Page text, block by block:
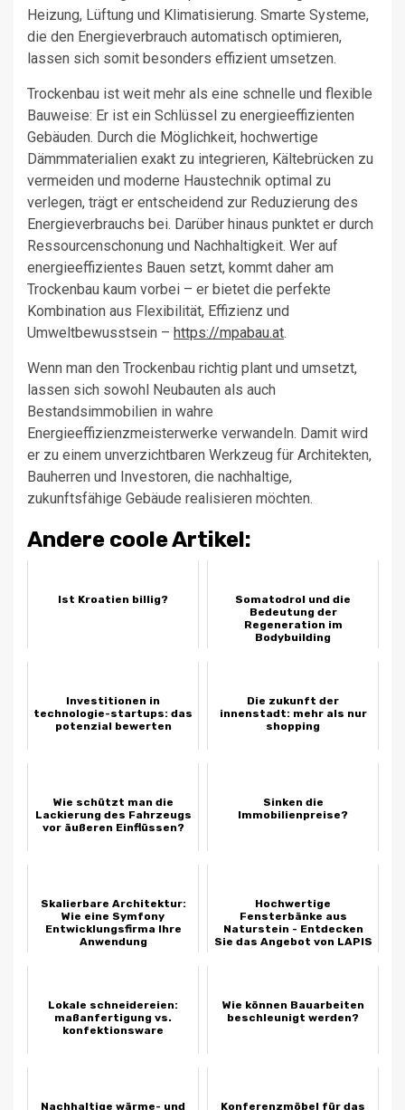
Heizung, Lüftung und Klimatisierung. Smarte Systeme,
die den Energieverbrauch automatisch optimieren,
lassen sich somit besonders effizient umsetzen.
Trockenbau ist weit mehr als eine schnelle und flexible
Bauweise: Er ist ein Schlüssel zu energieeffizienten
Gebäuden. Durch die Möglichkeit, hochwertige
Dämmmaterialien exakt zu integrieren, Kältebrücken zu
vermeiden und moderne Haustechnik optimal zu
verlegen, trägt er entscheidend zur Reduzierung des
Energieverbrauchs bei. Darüber hinaus punktet er durch
Ressourcenschonung und Nachhaltigkeit. Wer auf
energieeffizientes Bauen setzt, kommt daher am
Trockenbau kaum vorbei – er bietet die perfekte
Kombination aus Flexibilität, Effizienz und
Umweltbewusstsein – https://mpabau.at.
Wenn man den Trockenbau richtig plant und umsetzt,
lassen sich sowohl Neubauten als auch
Bestandsimmobilien in wahre
Energieeffizienzmeisterwerke verwandeln. Damit wird
er zu einem unverzichtbaren Werkzeug für Architekten,
Bauherren und Investoren, die nachhaltige,
zukunftsfähige Gebäude realisieren möchten.
Andere coole Artikel:
Ist Kroatien billig?
Somatodrol und die
Bedeutung der
Regeneration im
Bodybuilding
Investitionen in
technologie-startups: das
potenzial bewerten
Die zukunft der
innenstadt: mehr als nur
shopping
Wie schützt man die
Lackierung des Fahrzeugs
vor äußeren Einflüssen?
Sinken die
Immobilienpreise?
Skalierbare Architektur:
Wie eine Symfony
Entwicklungsfirma Ihre
Anwendung
Hochwertige
Fensterbänke aus
Naturstein - Entdecken
Sie das Angebot von LAPIS
Lokale schneidereien:
maßanfertigung vs.
konfektionsware
Wie können Bauarbeiten
beschleunigt werden?
Nachhaltige wärme- und
Konferenzmöbel für das